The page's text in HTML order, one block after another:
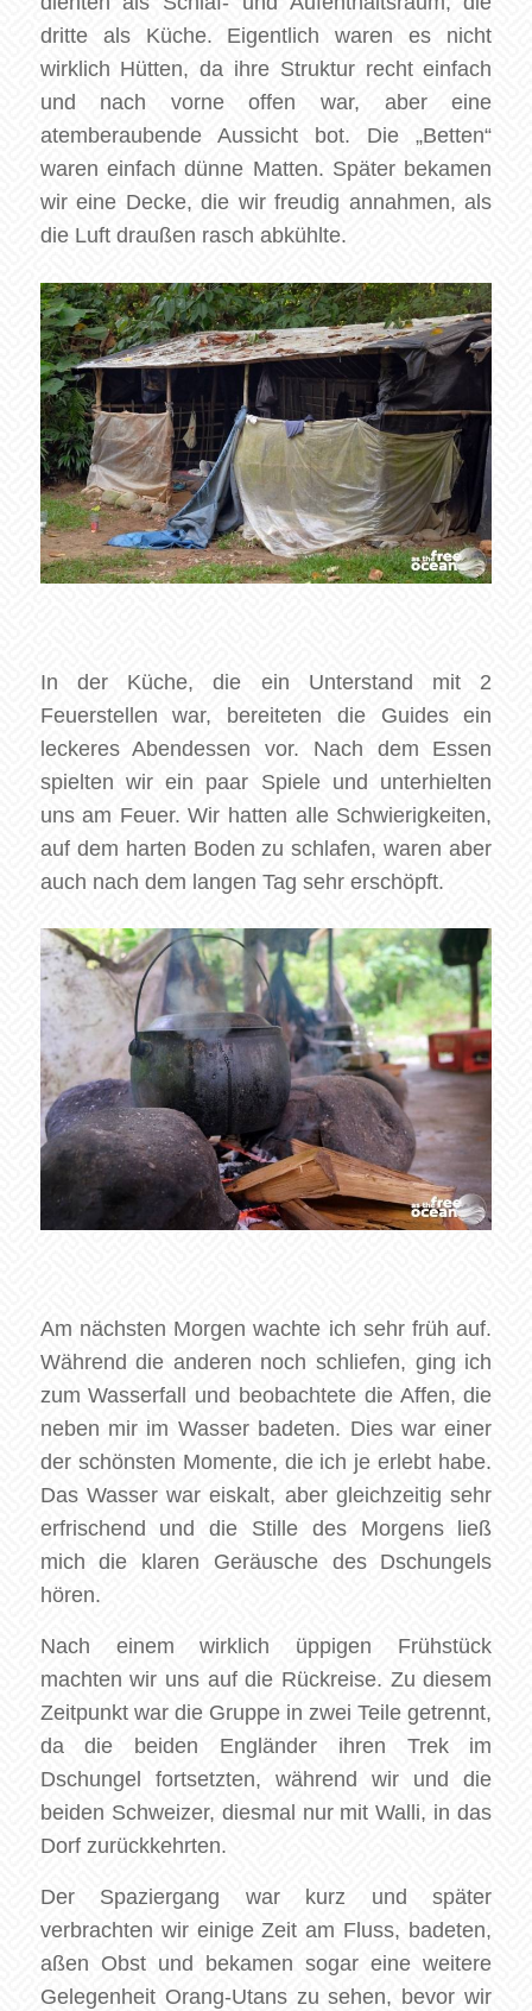
dritte als Küche. Eigentlich waren es nicht
wirklich Hütten, da ihre Struktur recht einfach
und nach vorne offen war, aber eine
atemberaubende Aussicht bot. Die „Betten“
waren einfach dünne Matten. Später bekamen
wir eine Decke, die wir freudig annahmen, als
die Luft draußen rasch abkühlte.
In der Küche, die ein Unterstand mit 2
Feuerstellen war, bereiteten die Guides ein
leckeres Abendessen vor. Nach dem Essen
spielten wir ein paar Spiele und unterhielten
uns am Feuer. Wir hatten alle Schwierigkeiten,
auf dem harten Boden zu schlafen, waren aber
auch nach dem langen Tag sehr erschöpft.
Am nächsten Morgen wachte ich sehr früh auf.
Während die anderen noch schliefen, ging ich
zum Wasserfall und beobachtete die Affen, die
neben mir im Wasser badeten. Dies war einer
der schönsten Momente, die ich je erlebt habe.
Das Wasser war eiskalt, aber gleichzeitig sehr
erfrischend und die Stille des Morgens ließ
mich die klaren Geräusche des Dschungels
hören.
Nach einem wirklich üppigen Frühstück
machten wir uns auf die Rückreise. Zu diesem
Zeitpunkt war die Gruppe in zwei Teile getrennt,
da die beiden Engländer ihren Trek im
Dschungel fortsetzten, während wir und die
beiden Schweizer, diesmal nur mit Walli, in das
Dorf zurückkehrten.
Der Spaziergang war kurz und später
verbrachten wir einige Zeit am Fluss, badeten,
aßen Obst und bekamen sogar eine weitere
Gelegenheit Orang-Utans zu sehen, bevor wir